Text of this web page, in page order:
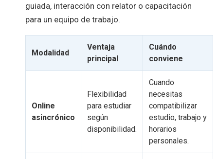
guiada, interacción con relator o capacitación
para un equipo de trabajo.
Modalidad
Ventaja
principal
Cuándo
conviene
Online
asincrónico
Flexibilidad
para estudiar
según
disponibilidad.
Cuando
necesitas
compatibilizar
estudio, trabajo y
horarios
personales.